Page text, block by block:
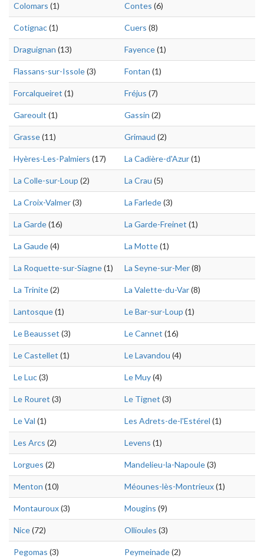
Colomars (1) Contes (6)
Cotignac(1) Cuers (8)
Draguignan (13) Fayence(1)
Flassans-sur-Issole(3) Fontan (1)
Forcalqueiret (1) Fréjus (7)
Gareoult (1) Gassin (2)
Grasse(11) Grimaud (2)
Hyères-Les-Palmiers (17) La Cadière-d'Azur(1)
La Colle-sur-Loup (2) La Crau (5)
La Croix-Valmer(3) La Farlede(3)
La Garde(16) La Garde-Freinet (1)
La Gaude(4) La Motte(1)
La Roquette-sur-Siagne(1) La Seyne-sur-Mer(8)
La Trinite(2) La Valette-du-Var(8)
Lantosque(1) Le Bar-sur-Loup (1)
Le Beausset (3) Le Cannet (16)
Le Castellet (1) Le Lavandou (4)
Le Luc(3) Le Muy(4)
Le Rouret (3) Le Tignet (3)
Le Val (1) Les Adrets-de-l'Estérel (1)
Les Arcs (2) Levens (1)
Lorgues (2) Mandelieu-la-Napoule(3)
Menton (10) Méounes-lès-Montrieux(1)
Montauroux(3) Mougins (9)
Nice(72) Ollioules (3)
Pegomas (3) Peymeinade(2)